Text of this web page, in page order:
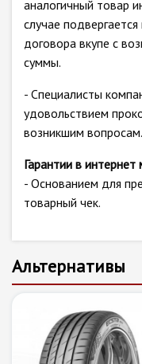
аналогичный товар
случае
договора вкупе с
суммы.
- Специалисты
удовольствием
возникшим вопросам.
Гарантии в интернет
- Основанием для
товарный чек.
Альтернативы